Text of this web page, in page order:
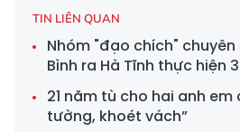
TIN LIÊN QUAN
Nhóm "đạo chích"
Bình ra Hà Tĩnh thực hiện
21 năm tù cho hai anh em
tường, khoét vách”